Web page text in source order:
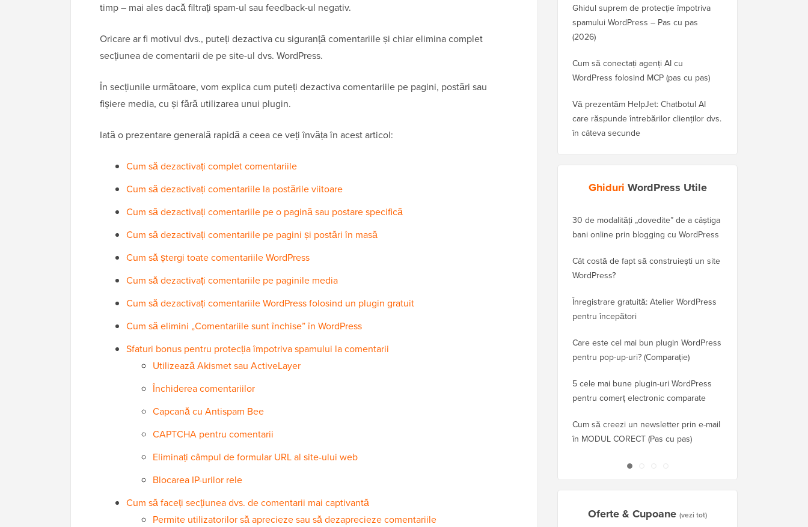
timp – mai ales dacă filtrați spam-ul sau feedback-ul negativ.
Oricare ar fi motivul dvs., puteți dezactiva cu siguranță comentariile și chiar elimina complet
secțiunea de comentarii de pe site-ul dvs. WordPress.
În secțiunile următoare, vom explica cum puteți dezactiva comentariile pe pagini, postări sau
fișiere media, cu și fără utilizarea unui plugin.
Iată o prezentare generală rapidă a ceea ce veți învăța în acest articol:
Cum să dezactivați complet comentariile
Cum să dezactivați comentariile la postările viitoare
Cum să dezactivați comentariile pe o pagină sau postare specifică
Cum să dezactivați comentariile pe pagini și postări în masă
Cum să ștergi toate comentariile WordPress
Cum să dezactivați comentariile pe paginile media
Cum să dezactivați comentariile WordPress folosind un plugin gratuit
Cum să elimini „Comentariile sunt închise” în WordPress
Sfaturi bonus pentru protecția împotriva spamului la comentarii
Utilizează Akismet sau ActiveLayer
Închiderea comentariilor
Capcană cu Antispam Bee
CAPTCHA pentru comentarii
Eliminați câmpul de formular URL al site-ului web
Blocarea IP-urilor rele
Cum să faceți secțiunea dvs. de comentarii mai captivantă
Permite utilizatorilor să aprecieze sau să dezaprecieze comentariile
Ghidul suprem de protecție împotriva
spamului WordPress – Pas cu pas
(2026)
Cum să conectați agenți AI cu
WordPress folosind MCP (pas cu pas)
Vă prezentăm HelpJet: Chatbotul AI
care răspunde întrebărilor clienților dvs.
în câteva secunde
Ghiduri WordPress Utile
30 de modalități „dovedite” de a câștiga
bani online prin blogging cu WordPress
Cât costă de fapt să construiești un site
WordPress?
Înregistrare gratuită: Atelier WordPress
pentru începători
Care este cel mai bun plugin WordPress
pentru pop-up-uri? (Comparație)
5 cele mai bune plugin-uri WordPress
pentru comerț electronic comparate
Cum să creezi un newsletter prin e-mail
în MODUL CORECT (Pas cu pas)
Oferte & Cupoane (vezi tot)